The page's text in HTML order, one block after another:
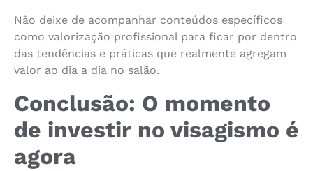
Não deixe de acompanhar conteúdos específicos
como valorização profissional para ficar por dentro
das tendências e práticas que realmente agregam
valor ao dia a dia no salão.
Conclusão: O momento
de investir no visagismo é
agora